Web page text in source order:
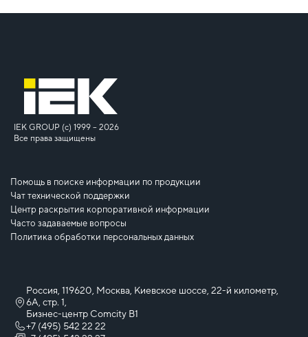
IEK GROUP (c) 1999 – 2026
Все права защищены
Помощь в поиске информации по продукции
Чат технической поддержки
Центр раскрытия корпоративной информации
Часто задаваемые вопросы
Политика обработки персональных данных
Россия, 119620, Москва, Киевское шоссе, 22-й километр,
6А, стр. 1,
Бизнес-центр Comcity B1
+7 (495) 542 22 22